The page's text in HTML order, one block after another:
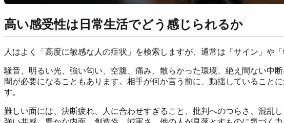
高い感受性は日常生活でどう感じられるか
人はよく「高度に敏感な人の症状」を検索しますが、通常は「サイン」や
騒音、明るい光、強い匂い、空腹、痛み、散らかった環境、絶え間ない中
間が必要になることもあります。相手が何か言う前に、動揺していること
す。
難しい面には、決断疲れ、人に合わせすぎること、批判へのつらさ、混乱